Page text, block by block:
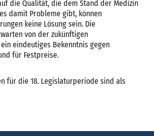
die Qualität, die dem Stand der Medizin
damit Probleme gibt, können
keine Lösung sein. Die
von der zukünftigen
eindeutiges Bekenntnis gegen
für Festpreise.
für die 18. Legislaturperiode sind als